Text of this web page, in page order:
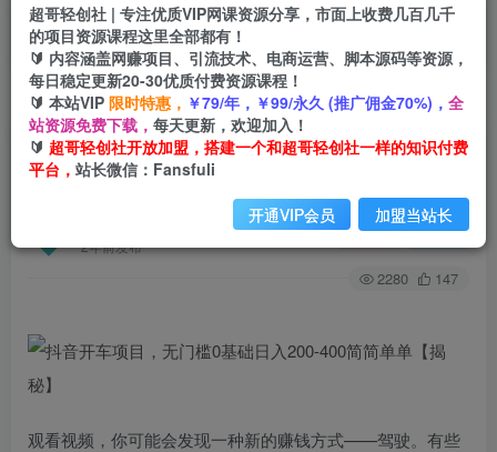
首页 创业课程 会员免费 正文
抖音开车项目，无门槛0基础日入200-400简简单
单【揭秘】
2年前发布
关注 私信
2280 147
观看视频，你可能会发现一种新的赚钱方式——驾驶。有些
超哥轻创社 | 专注优质VIP网课资源分享，市面上收费几百几千
的项目资源课程这里全部都有！
🔰 内容涵盖网赚项目、引流技术、电商运营、脚本源码等资源，
每日稳定更新20-30优质付费资源课程！
🔰 本站VIP 限时特惠， ￥79/年，￥99/永久 (推广佣金70%)， 全
站资源免费下载， 每天更新，欢迎加入！
🔰 超哥轻创社开放加盟，搭建一个和超哥轻创社一样的知识付费
平台， 站长微信：Fansfuli
开通VIP会员 加盟当站长